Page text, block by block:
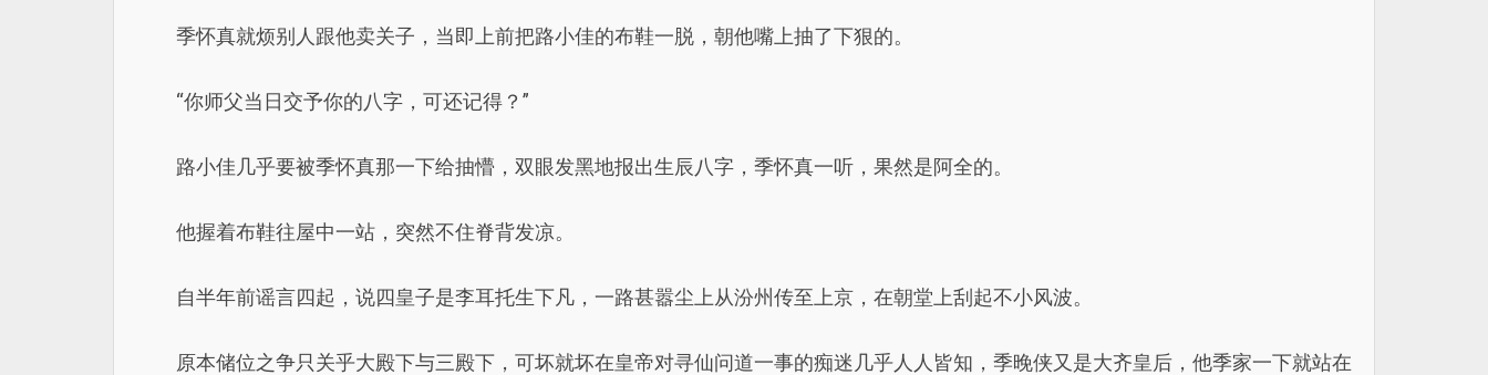
季怀真就烦别人跟他卖关子，当即上前把路小佳的布鞋一脱，朝他嘴上抽了下狠的。
“你师父当日交予你的八字，可还记得？”
路小佳几乎要被季怀真那一下给抽懵，双眼发黑地报出生辰八字，季怀真一听，果然是阿全的。
他握着布鞋往屋中一站，突然不住脊背发凉。
自半年前谣言四起，说四皇子是李耳托生下凡，一路甚嚣尘上从汾州传至上京，在朝堂上刮起不小风波。
原本储位之争只关乎大殿下与三殿下，可坏就坏在皇帝对寻仙问道一事的痴迷几乎人人皆知，季晚侠又是大齐皇后，他季家一下就站在